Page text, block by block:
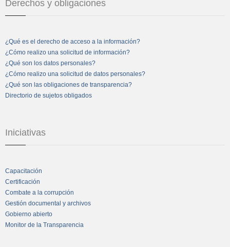
Derechos y obligaciones
¿Qué es el derecho de acceso a la información?
¿Cómo realizo una solicitud de información?
¿Qué son los datos personales?
¿Cómo realizo una solicitud de datos personales?
¿Qué son las obligaciones de transparencia?
Directorio de sujetos obligados
Iniciativas
Capacitación
Certificación
Combate a la corrupción
Gestión documental y archivos
Gobierno abierto
Monitor de la Transparencia